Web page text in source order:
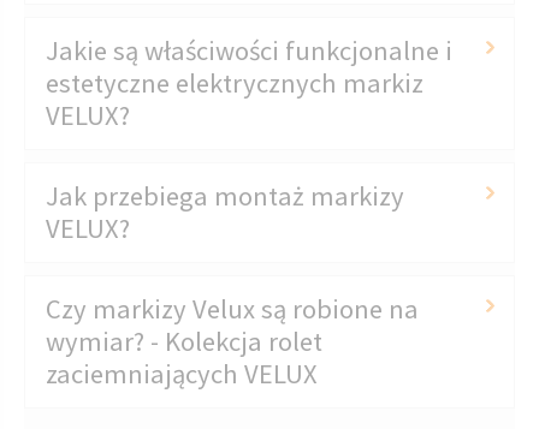
Jakie są właściwości funkcjonalne i
estetyczne elektrycznych markiz
VELUX?
Jak przebiega montaż markizy
VELUX?
Czy markizy Velux są robione na
wymiar? - Kolekcja rolet
zaciemniających VELUX